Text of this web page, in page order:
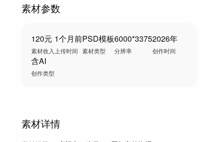
素材参数
120元
素材收入
1个月前
上传时间
PSD模板
素材类型
6000*3375
分辨率
2026年
创作时间
含AI
创作类型
素材详情